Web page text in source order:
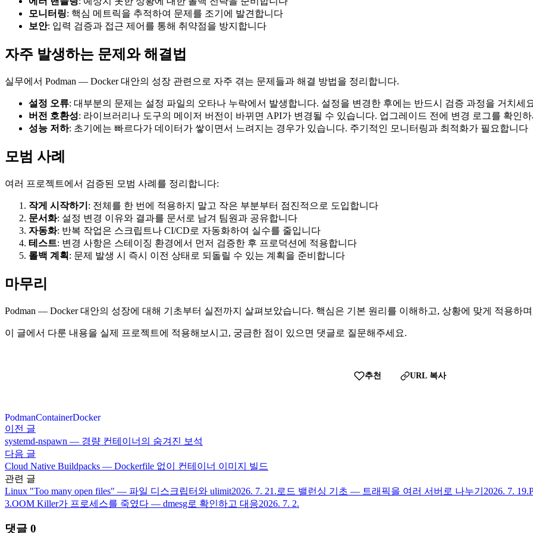
모니터링: 핵심 메트릭을 추적하여 문제를 조기에 발견합니다
보안: 입력 검증과 접근 제어를 통해 취약점을 방지합니다
자주 발생하는 문제와 해결법
실무에서 Podman — Docker 대안의 성장 관련으로 자주 겪는 문제들과 해결 방법을 정리합니다.
설정 오류: 대부분의 문제는 설정 파일의 오타나 누락에서 발생합니다. 설정을 변경한 후에는 반드시 검증 과정을 거치세
버전 호환성: 라이브러리나 도구의 메이저 버전이 바뀌면 API가 변경될 수 있습니다. 업그레이드 전에 변경 로그를 확인하
성능 저하: 초기에는 빠르다가 데이터가 쌓이면서 느려지는 경우가 있습니다. 주기적인 모니터링과 최적화가 필요합니다
모범 사례
여러 프로젝트에서 검증된 모범 사례를 정리합니다:
작게 시작하기 : 전체를 한 번에 적용하지 말고 작은 부분부터 점진적으로 도입합니다
문서화: 설정 변경 이유와 결과를 문서로 남겨 팀원과 공유합니다
자동화: 반복 작업은 스크립트나 CI/CD로 자동화하여 실수를 줄입니다
테스트: 변경 사항은 스테이징 환경에서 먼저 검증한 후 프로덕션에 적용합니다
롤백 계획 : 문제 발생 시 즉시 이전 상태로 되돌릴 수 있는 계획을 준비합니다
마무리
Podman — Docker 대안의 성장에 대해 기초부터 실전까지 살펴보았습니다. 핵심은 기본 원리를 이해하고, 상황에 맞게 적용하
이 글에서 다룬 내용을 실제 프로젝트에 적용해보시고, 궁금한 점이 있으면 댓글로 질문해주세요.
추천 URL 복사
PodmanContainerDocker
이전 글
systemd-nspawn — 경량 컨테이너의 숨겨진 보석
다음 글
Cloud Native Buildpacks — Dockerfile 없이 컨테이너 이미지 빌드
관련 글
Linux "Too many open files" — 파일 디스크립터와 ulimit2026. 7. 21.로드 밸런싱 기초 — 트래픽을 여러 서버로 나누기 2026. 7. 19.
3.OOM Killer가 프로세스를 죽였다 — dmesg로 확인하고 대응2026. 7. 2.
댓글 0